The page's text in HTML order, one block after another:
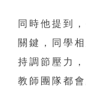
同時他提到
關鍵，同學
持調節壓力
教師團隊都